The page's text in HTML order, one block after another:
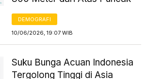
DEMOGRAFI
10/06/2026, 19:07 WIB
Suku Bunga Acuan Indonesia
Tergolong Tinggi di Asia